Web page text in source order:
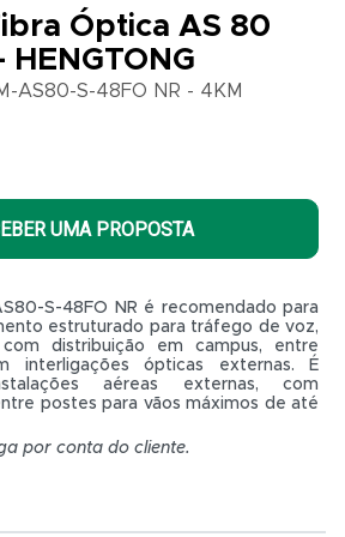
Óptica AS 80
AS80-S-48FO NR - 4KM
UMA PROPOSTA
S-48FO NR é recomendado para
estruturado para tráfego de voz,
distribuição em campus, entre
interligações ópticas externas. É
aéreas externas, com
postes para vãos máximos de até
por conta do cliente.